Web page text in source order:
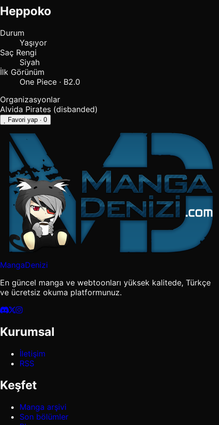
Heppoko
Durum
Yaşıyor
Saç Rengi
Siyah
İlk Görünüm
One Piece · B2.0
Organizasyonlar
Alvida Pirates (disbanded)
Favori yap · 0
MangaDenizi
En güncel manga ve webtoonları yüksek kalitede, Türkçe
ve ücretsiz okuma platformunuz.
Kurumsal
İletişim
RSS
Keşfet
Manga arşivi
Son bölümler